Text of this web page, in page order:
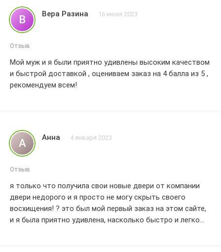
В Вера Разина 16 июня 2023
Отзыв
Мой муж и я были приятно удивлены высоким качеством
и быстрой доставкой , оцениваем заказ на 4 балла из 5 ,
рекомендуем всем!
А Анна 4 января 2023
Отзыв
я только что получила свои новые двери от компании
двери недорого и я просто не могу скрыть своего
восхищения! ? это был мой первый заказ на этом сайте,
и я была приятно удивлена, насколько быстро и легко